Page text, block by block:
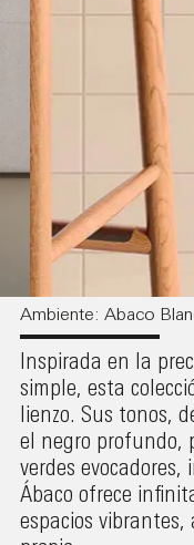
Ambiente: Abaco
Inspirada en la
simple, esta
lienzo. Sus tonos,
el negro profundo,
verdes
Ábaco ofrece
espacios vibrantes,